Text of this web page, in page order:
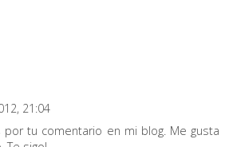
21:04
por tu comentario en mi blog. Me gusta